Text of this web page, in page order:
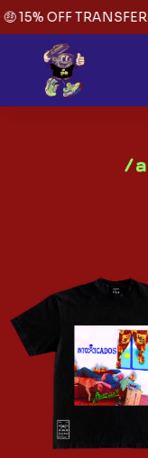
15% OFF